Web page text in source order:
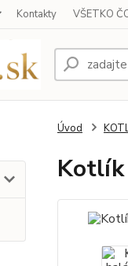
Kontakty VŠETKO
Úvod
Kotlík